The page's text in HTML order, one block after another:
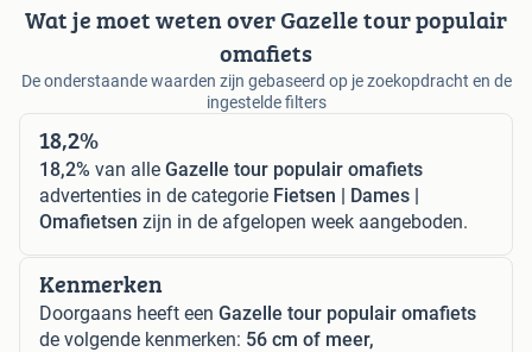
Wat je moet weten over Gazelle tour populair
omafiets
De onderstaande waarden zijn gebaseerd op je zoekopdracht en de
ingestelde filters
18,2%
18,2% van alle Gazelle tour populair omafiets
advertenties in de categorie Fietsen | Dames |
Omafietsen zijn in de afgelopen week aangeboden.
Kenmerken
Doorgaans heeft een Gazelle tour populair omafiets
de volgende kenmerken: 56 cm of meer,